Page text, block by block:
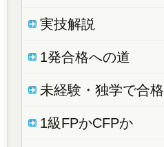
実技解説
1発合格への道
未経験・独学で合格
1級FPかCFPか